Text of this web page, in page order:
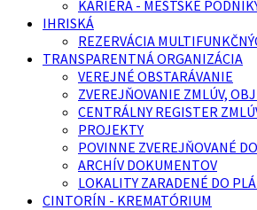
KARIÉRA - MESTSKÉ
IHRISKÁ
REZERVÁCIA
TRANSPARENTNÁ ORGANIZÁCIA
VEREJNÉ OBSTARÁVANIE
ZVEREJŇOVANIE ZMLÚV,
CENTRÁLNY REGISTER
PROJEKTY
POVINNE ZVEREJŇOVANÉ
ARCHÍV DOKUMENTOV
LOKALITY ZARADENÉ DO
CINTORÍN - KREMATÓRIUM